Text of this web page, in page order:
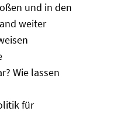
und in den
weiter
Wie lassen
für